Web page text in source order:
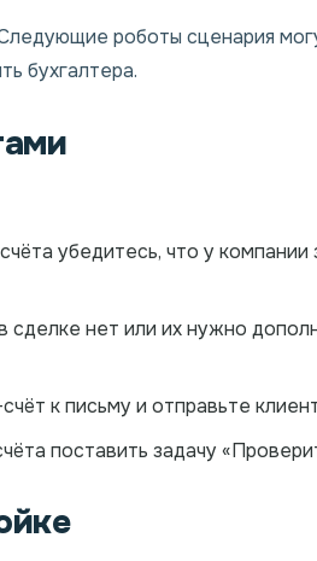
роботы сценария
бухгалтера.
убедитесь, что у
сделке нет или их нужно
к письму и отправьте
поставить задачу